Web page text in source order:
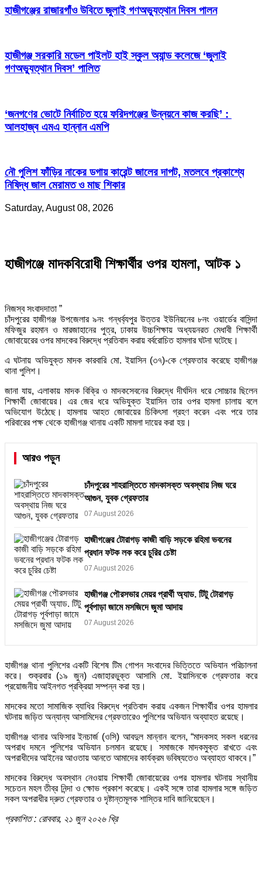
হাজীগঞ্জের রাজারগাঁও উবিতে জুলাই গণঅভ্যুত্থান দিবস পালন
হাজীগঞ্জ সরকারি মডেল পাইলট হাই স্কুল অ্যান্ড কলেজে ‘জুলাই
গণঅভ্যুত্থান দিবস’ পালিত
‘জনগণের ভোটে নির্বাচিত হয়ে ফরিদগঞ্জের উন্নয়নে কাজ করছি’ :
আলহাজ্ব এমএ হান্নান এমপি
নৌ পুলিশ ফাঁড়ির নাকের ডগায় কারেন্ট জালের দাপট, মতলবে প্রকাশ্যে
নিষিদ্ধ জাল মেরামত ও মাছ শিকার
Saturday, August 08, 2026
হাজীগঞ্জে মাদকবিরোধী শিক্ষার্থীর ওপর হামলা, আটক ১
নিজস্ব সংবাদদাতা ”
চাঁদপুরের হাজীগঞ্জ উপজেলার ৯নং গন্ধর্ব্যপুর উত্তর ইউনিয়নের ৮নং ওয়ার্ডের বাসিন্দা
মফিজুর রহমান ও মারজাহানের পুত্র, ঢাকায় উচ্চশিক্ষায় অধ্যয়নরত মেধাবী শিক্ষার্থী
জোবায়েরের ওপর মাদকের বিরুদ্ধে প্রতিবাদ করায় বর্বরোচিত হামলার ঘটনা ঘটেছে।
এ ঘটনায় অভিযুক্ত মাদক কারবারি মো. ইয়াসিন (৩৭)-কে গ্রেফতার করেছে হাজীগঞ্জ
থানা পুলিশ।
জানা যায়, এলাকায় মাদক বিক্রি ও মাদকসেবনের বিরুদ্ধে দীর্ঘদিন ধরে সোচ্চার ছিলেন
শিক্ষার্থী জোবায়ের। এর জের ধরে অভিযুক্ত ইয়াসিন তার ওপর হামলা চালায় বলে
অভিযোগ উঠেছে। হামলায় আহত জোবায়ের চিকিৎসা গ্রহণ করেন এবং পরে তার
পরিবারের পক্ষ থেকে হাজীগঞ্জ থানায় একটি মামলা দায়ের করা হয়।
আরও পড়ুন
চাঁদপুরের শাহরাস্তিতে মাদকাসক্ত অবস্থায় নিজ ঘরে
আগুন, যুবক গ্রেফতার
07 August 2026
হাজীগঞ্জের টোরাগড় কাজী বাড়ি সড়কে রহিমা ভবনের
প্রধান ফটক লক করে চুরির চেষ্টা
07 August 2026
হাজীগঞ্জ পৌরসভার মেয়র প্রার্থী অ্যাড. টিটু টোরাগড়
পূর্বপাড়া জামে মসজিদে জুমা আদায়
07 August 2026
হাজীগঞ্জ থানা পুলিশের একটি বিশেষ টিম গোপন সংবাদের ভিত্তিতে অভিযান পরিচালনা
করে। শুক্রবার (১৯ জুন) এজাহারভুক্ত আসামি মো. ইয়াসিনকে গ্রেফতার করে
প্রয়োজনীয় আইনগত প্রক্রিয়া সম্পন্ন করা হয়।
মাদকের মতো সামাজিক ব্যাধির বিরুদ্ধে প্রতিবাদ করায় একজন শিক্ষার্থীর ওপর হামলার
ঘটনায় জড়িত অন্যান্য আসামিদের গ্রেফতারেও পুলিশের অভিযান অব্যাহত রয়েছে।
হাজীগঞ্জ থানার অফিসার ইনচার্জ (ওসি) আবদুল মান্নান বলেন, “মাদকসহ সকল ধরনের
অপরাধ দমনে পুলিশের অভিযান চলমান রয়েছে। সমাজকে মাদকমুক্ত রাখতে এবং
অপরাধীদের আইনের আওতায় আনতে আমাদের কার্যক্রম ভবিষ্যতেও অব্যাহত থাকবে।”
মাদকের বিরুদ্ধে অবস্থান নেওয়ায় শিক্ষার্থী জোবায়েরের ওপর হামলার ঘটনায় স্থানীয়
সচেতন মহল তীব্র নিন্দা ও ক্ষোভ প্রকাশ করেছে। একই সঙ্গে তারা হামলার সঙ্গে জড়িত
সকল অপরাধীর দ্রুত গ্রেফতার ও দৃষ্টান্তমূলক শাস্তির দাবি জানিয়েছেন।
প্রকাশিত : রোববার, ২১ জুন ২০২৬ খ্রি